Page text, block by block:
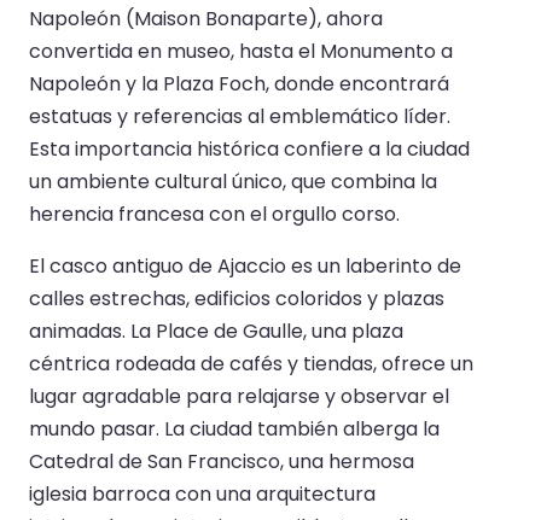
Napoleón (Maison Bonaparte), ahora
convertida en museo, hasta el Monumento a
Napoleón y la Plaza Foch, donde encontrará
estatuas y referencias al emblemático líder.
Esta importancia histórica confiere a la ciudad
un ambiente cultural único, que combina la
herencia francesa con el orgullo corso.
El casco antiguo de Ajaccio es un laberinto de
calles estrechas, edificios coloridos y plazas
animadas. La Place de Gaulle, una plaza
céntrica rodeada de cafés y tiendas, ofrece un
lugar agradable para relajarse y observar el
mundo pasar. La ciudad también alberga la
Catedral de San Francisco, una hermosa
iglesia barroca con una arquitectura